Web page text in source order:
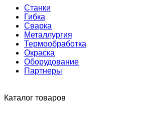
Станки
Гибка
Сварка
Металлургия
Термообработка
Окраска
Оборудование
Партнеры
Каталог товаров